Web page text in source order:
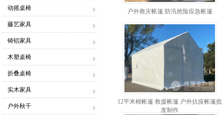
动摇桌椅
藤艺家具
铸铝家具
木塑桌椅
折叠桌椅
实木家具
户外秋千
户外救灾帐篷 防汛抢险应急帐篷
12平米棉帐篷 救援帐篷 户外抗疫帐篷批
发制作